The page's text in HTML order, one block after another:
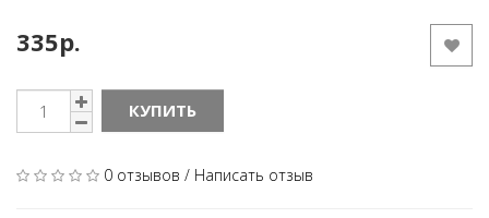
335р.
КУПИТЬ
0 отзывов / Написать отзыв